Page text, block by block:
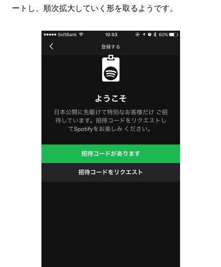
ートし、順次拡大していく形を取るようです。